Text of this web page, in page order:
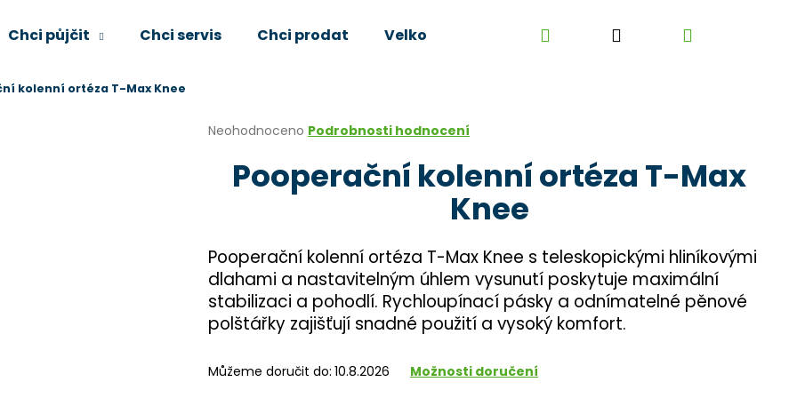
Chci půjčit Chci servis Chci prodat Velkoobchod Kontakt Kariéra
Přihlášení
kolenní ortéza T-Max Knee
Průměrné
produktu
hvězdiček.
Neohodnoceno Podrobnosti hodnocení
Pooperační kolenní ortéza T-Max
Knee
Pooperační kolenní ortéza T-Max Knee s teleskopickými hliníkovými
dlahami a nastavitelným úhlem vysunutí poskytuje maximální
stabilizaci a pohodlí. Rychloupínací pásky a odnímatelné pěnové
polštářky zajišťují snadné použití a vysoký komfort.
Můžeme doručit do: 10.8.2026 Možnosti doručení
Co potřebujete najít?
HLEDAT